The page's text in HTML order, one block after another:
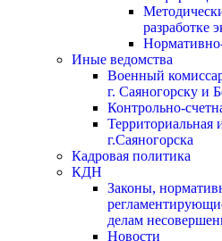
разработке
Иные ведомства
Военный
г. Саяногорску и
Контрольно-
Территориальная
г.Саяногорска
Кадровая политика
КДН
Законы,
делам
Новости